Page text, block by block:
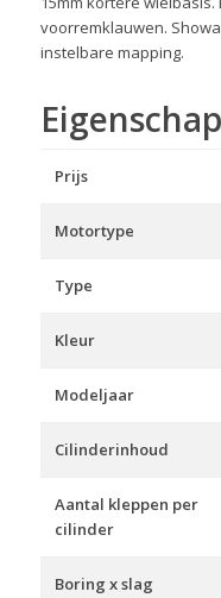
voorremklauwen.
instelbare mapping.
Prijs
Motortype
Type
Kleur
Modeljaar
Cilinderinhoud
Aantal kleppen per
cilinder
Boring x slag